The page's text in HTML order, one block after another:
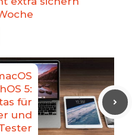
5:
für
und